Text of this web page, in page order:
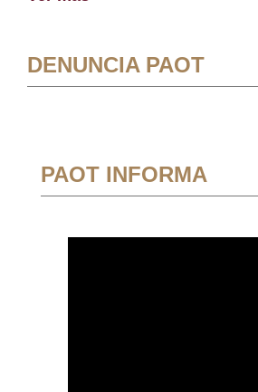
DENUNCIA PAOT
PAOT INFORMA